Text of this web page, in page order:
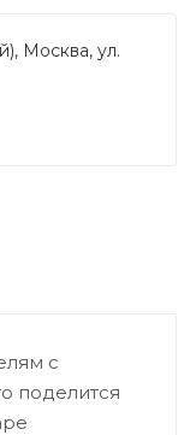
Москва, ул.
с
поделится